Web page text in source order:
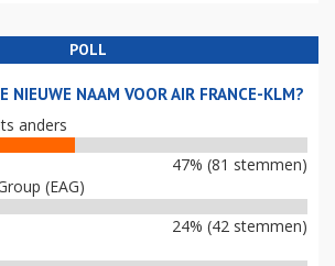
POLL
NIEUWE NAAM VOOR AIR FRANCE-KLM?
anders
47% (81 stemmen)
(EAG)
24% (42 stemmen)